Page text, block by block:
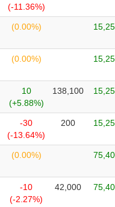
(-11.36%)
(0.00%)
(0.00%)
10
(+5.88%)
138,100
-30
(-13.64%)
200
(0.00%)
-10
(-2.27%)
42,000
Chỉ số
nội bộ Người liên quan